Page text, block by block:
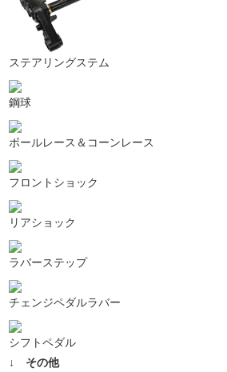
ステアリングステム
鋼球
ボールレース＆コーンレース
フロントショック
リアショック
ラバーステップ
チェンジペダルラバー
シフトペダル
↓ その他